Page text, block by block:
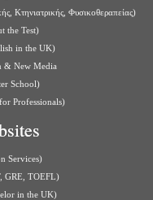
Κτηνιατρικής, Φυσικοθεραπείας)
the Test)
in the UK)
& New Media
School)
Professionals)
Services)
GRE, TOEFL)
in the UK)